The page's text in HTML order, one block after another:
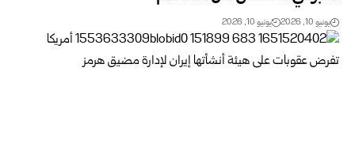
يونيو 10, 2026 يونيو 10, 2026